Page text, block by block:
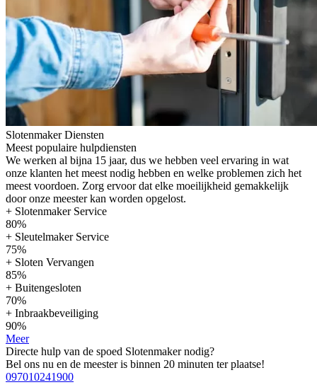
Slotenmaker Diensten
Meest populaire hulpdiensten
We werken al bijna 15 jaar, dus we hebben veel ervaring in wat
onze klanten het meest nodig hebben en welke problemen zich het
meest voordoen. Zorg ervoor dat elke moeilijkheid gemakkelijk
door onze meester kan worden opgelost.
+ Slotenmaker Service
80%
+ Sleutelmaker Service
75%
+ Sloten Vervangen
85%
+ Buitengesloten
70%
+ Inbraakbeveiliging
90%
Meer
Directe hulp van de spoed Slotenmaker nodig?
Bel ons nu en de meester is binnen 20 minuten ter plaatse!
097010241900